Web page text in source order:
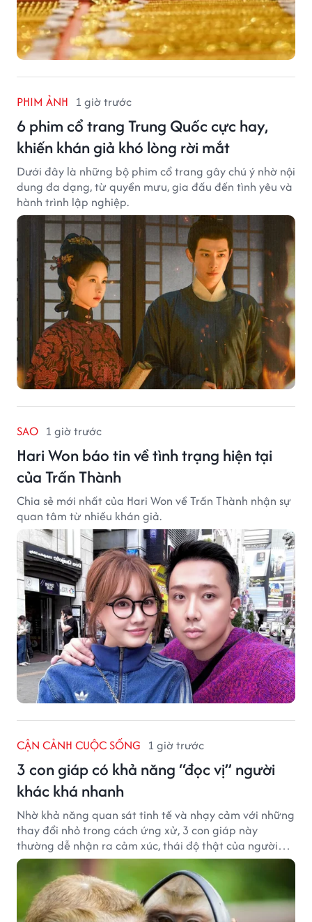
PHIM ẢNH 1 giờ trước
6 phim cổ trang Trung Quốc cực hay,
khiến khán giả khó lòng rời mắt
Dưới đây là những bộ phim cổ trang gây chú ý nhờ nội
dung đa dạng, từ quyền mưu, gia đấu đến tình yêu và
hành trình lập nghiệp.
SAO 1 giờ trước
Hari Won báo tin về tình trạng hiện tại
của Trấn Thành
Chia sẻ mới nhất của Hari Won về Trấn Thành nhận sự
quan tâm từ nhiều khán giả.
CẬN CẢNH CUỘC SỐNG 1 giờ trước
3 con giáp có khả năng “đọc vị” người
khác khá nhanh
Nhờ khả năng quan sát tinh tế và nhạy cảm với những
thay đổi nhỏ trong cách ứng xử, 3 con giáp này
thường dễ nhận ra cảm xúc, thái độ thật của người
đối diện.